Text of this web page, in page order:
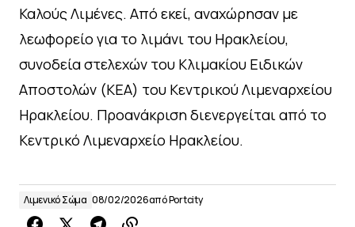
Καλούς Λιμένες. Από εκεί, αναχώρησαν με
λεωφορείο για το λιμάνι του Ηρακλείου,
συνοδεία στελεχών του Κλιμακίου Ειδικών
Αποστολών (ΚΕΑ) του Κεντρικού Λιμεναρχείου
Ηρακλείου. Προανάκριση διενεργείται από το
Κεντρικό Λιμεναρχείο Ηρακλείου.
Λιμενικό Σώμα 08/02/2026απόPortcity